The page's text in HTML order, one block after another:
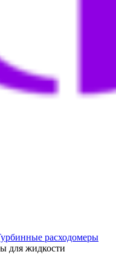
расходомеры
для жидкости